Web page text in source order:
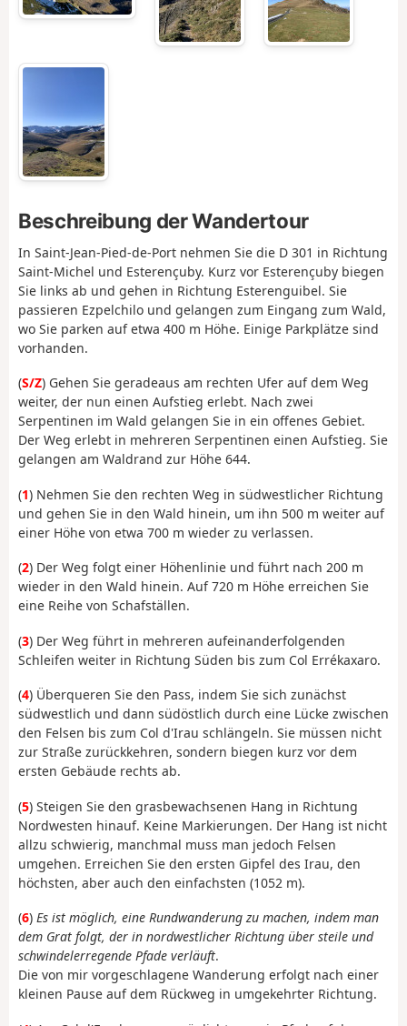
Beschreibung der Wandertour
In Saint-Jean-Pied-de-Port nehmen Sie die D 301 in Richtung
Saint-Michel und Esterençuby. Kurz vor Esterençuby biegen
Sie links ab und gehen in Richtung Esterenguibel. Sie
passieren Ezpelchilo und gelangen zum Eingang zum Wald,
wo Sie parken auf etwa 400 m Höhe. Einige Parkplätze sind
vorhanden.
(S/Z) Gehen Sie geradeaus am rechten Ufer auf dem Weg
weiter, der nun einen Aufstieg erlebt. Nach zwei
Serpentinen im Wald gelangen Sie in ein offenes Gebiet.
Der Weg erlebt in mehreren Serpentinen einen Aufstieg. Sie
gelangen am Waldrand zur Höhe 644.
(1) Nehmen Sie den rechten Weg in südwestlicher Richtung
und gehen Sie in den Wald hinein, um ihn 500 m weiter auf
einer Höhe von etwa 700 m wieder zu verlassen.
(2) Der Weg folgt einer Höhenlinie und führt nach 200 m
wieder in den Wald hinein. Auf 720 m Höhe erreichen Sie
eine Reihe von Schafställen.
(3) Der Weg führt in mehreren aufeinanderfolgenden
Schleifen weiter in Richtung Süden bis zum Col Errékaxaro.
(4) Überqueren Sie den Pass, indem Sie sich zunächst
südwestlich und dann südöstlich durch eine Lücke zwischen
den Felsen bis zum Col d'Irau schlängeln. Sie müssen nicht
zur Straße zurückkehren, sondern biegen kurz vor dem
ersten Gebäude rechts ab.
(5) Steigen Sie den grasbewachsenen Hang in Richtung
Nordwesten hinauf. Keine Markierungen. Der Hang ist nicht
allzu schwierig, manchmal muss man jedoch Felsen
umgehen. Erreichen Sie den ersten Gipfel des Irau, den
höchsten, aber auch den einfachsten (1052 m).
(6) Es ist möglich, eine Rundwanderung zu machen, indem man
dem Grat folgt, der in nordwestlicher Richtung über steile und
schwindelerregende Pfade verläuft.
Die von mir vorgeschlagene Wanderung erfolgt nach einer
kleinen Pause auf dem Rückweg in umgekehrter Richtung.